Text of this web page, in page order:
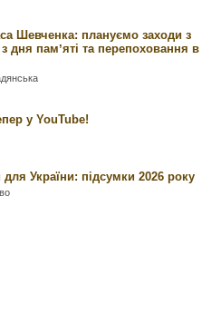
Шевченка: плануємо заходи з
дня памʼяті та перепоховання в
у YouTube!
України: підсумки 2026 року